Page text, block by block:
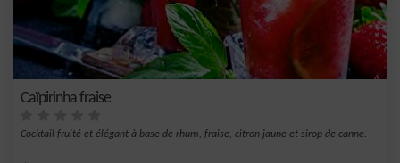
Caïpirinha fraise
Cocktail fruité et élégant à base de rhum, fraise, citron jaune et sirop de canne.